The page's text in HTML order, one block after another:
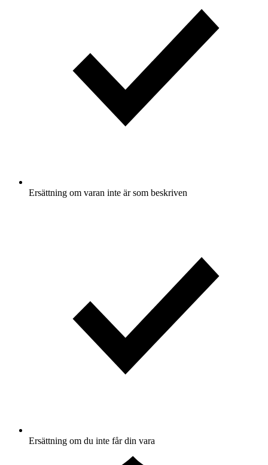
Ersättning om varan inte är som beskriven
Ersättning om du inte får din vara